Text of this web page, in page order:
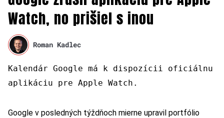
Watch, no prišiel s inou
Roman Kadlec
Kalendár Google má k dispozícii oficiálnu
aplikáciu pre Apple Watch.
Google v posledných týždňoch mierne upravil portfólio